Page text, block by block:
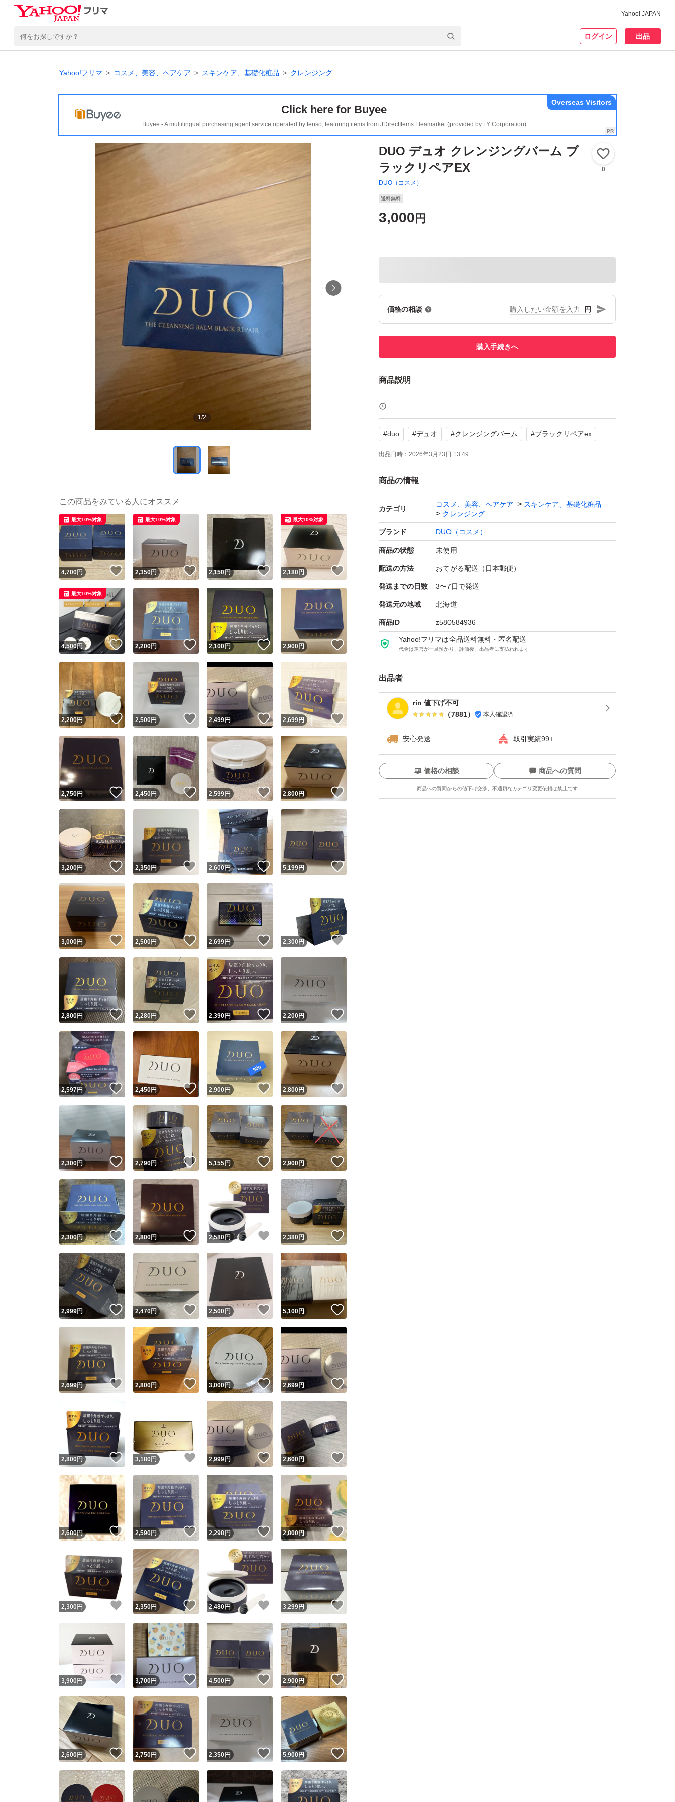
Yahoo! JAPAN
ログイン 出品
Yahoo!フリマ コスメ、美容、ヘアケア スキンケア、基礎化粧品 クレンジング
Click here for Buyee
Buyee - A multilingual purchasing agent service operated by tenso, featuring items from JDirectItems Fleamarket (provided by LY Corporation)
Overseas Visitors
1/2
DUO デュオ クレンジングバーム ブ
ラックリペアEX
DUO（コスメ）
0
送料無料
3,000 円
価格の相談 円
購入手続きへ
商品説明
#duo #デュオ #クレンジングバーム #ブラックリペアex
出品日時： 2026年3月23日 13:49
商品の情報
カテゴリ
コスメ、美容、ヘアケア
スキンケア、基礎化粧品
クレンジング
ブランド DUO（コスメ）
商品の状態 未使用
配送の方法 おてがる配送（日本郵便）
発送までの日数 3〜7日で発送
発送元の地域 北海道
商品ID z580584936
Yahoo!フリマは全品送料無料・匿名配送
代金は運営が一旦預かり、評価後、出品者に支払われます
出品者
rin 値下げ不可
（7881） 本人確認済
安心発送 取引実績99+
ユーザーの実績について
Yahoo!フリマが定めた一定の基準を満たしたユーザーにバッジを付与しています
安心取引出品者
安心取引出品者 Yahoo!フリマの基準をクリアした安心・安全なユーザーです
取引実績
取引実績◯+ このユーザーはYahoo!フリマの取引を完了させた実績があります
他フリマ実績◯+ このユーザーは他フリマサービスでの取引実績があります
スピード&安心発送
※このバッジは実績に基づく表示であり、発送を保証しているものではありません
スピード＆安心発送
このユーザーは高頻度で24時間以内＆設定した発送日数内に発送してい
ます
スピード発送 このユーザーは高頻度で24時間以内に発送しています
安心発送 このユーザーは設定した発送日数内に発送しています
価格の相談 商品への質問
商品への質問からの値下げ交渉、不適切なカテゴリ変更依頼は禁止です
この商品の情報をコピーします
商品画像の 無断転載は禁止されています
コピーは 1商品につき1回です
出品ページへ
キャンセル
この商品をみている人にオススメ
4,700円 いいね！
最大10%対象
2,350円 いいね！
最大10%対象
2,150円 いいね！
2,180円
最大10%対象
4,500円 いいね！
最大10%対象
2,200円 いいね！
2,100円 いいね！
2,900円
2,200円 いいね！
2,500円 いいね！
2,499円 いいね！
2,699円
2,750円 いいね！
2,450円 いいね！
2,599円 いいね！
2,800円
3,200円 いいね！
2,350円 いいね！
2,600円 いいね！
5,199円 いいね！
3,000円 いいね！
2,500円 いいね！
2,699円 いいね！
2,300 円
2,800円 いいね！
2,280円 いいね！
2,390円 いいね！
2,200円
2,597円 いいね！
2,450円 いいね！
2,900円 いいね！
2,800円
2,300円 いいね！
2,790円 いいね！
5,155円 いいね！
2,900円 いいね！
2,300円 いいね！
2,800円 いいね！
2,580円 いいね！
2,380円 いいね！
2,999円 いいね！
2,470円 いいね！
2,500円 いいね！
5,100円
2,699円 いいね！
2,800円 いいね！
3,000円 いいね！
2,699円 いいね！
2,800円 いいね！
3,180 円 いいね！
2,999円 いいね！
2,600円 いいね！
2,680円 いいね！
2,590円 いいね！
2,298円 いいね！
2,800円 いいね！
2,300 円 いいね！
2,350円 いいね！
2,480円 いいね！
3,299円
3,900 円 いいね！
3,700円 いいね！
4,500円 いいね！
2,900円 いいね！
2,600円 いいね！
2,750円 いいね！
2,350円 いいね！
5,900円 いいね！